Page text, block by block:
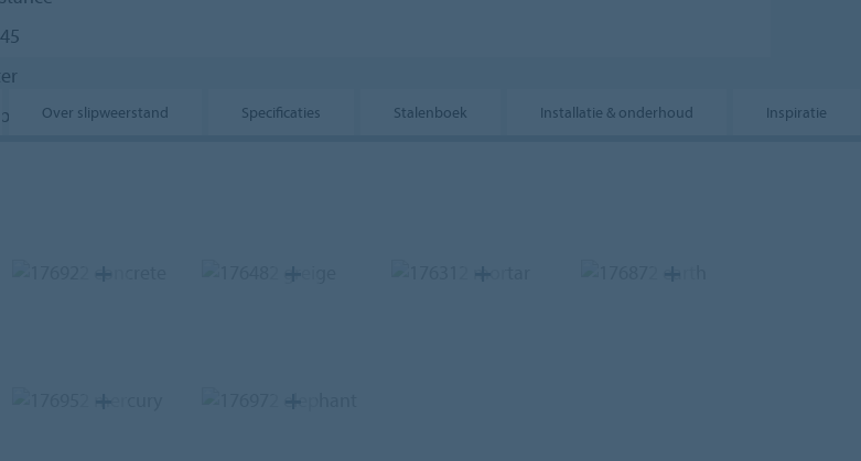
Over slipweerstand Specificaties Stalenboek Installatie & onderhoud Inspiratie